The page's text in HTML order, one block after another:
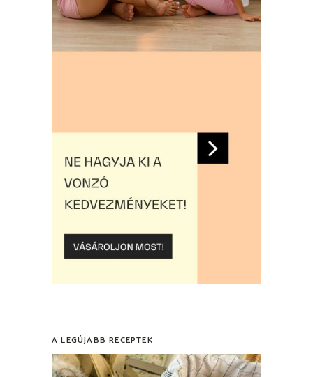
A LEGÚJABB RECEPTEK